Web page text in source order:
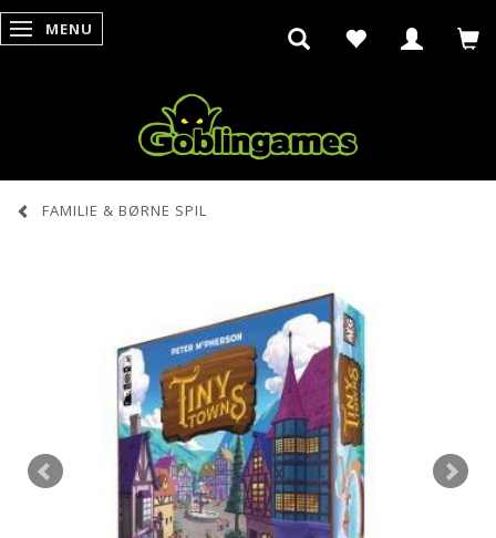
SKIFTE NAVIGATION
MENU
FAMILIE & BØRNE SPIL